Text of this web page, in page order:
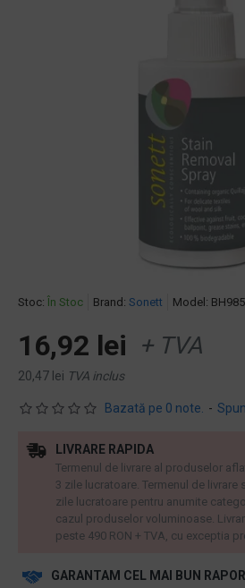
Stoc: În Stoc Brand: Sonett Model: BH985
Bazată pe 0 note. -
16,92 lei + TVA
20,47 lei TVA inclus
GARANTAM CEL MAI BUN
LIVRARE RAPIDA
Termenul de livrare al produselor
3 zile lucratoare. Termenul de livrare
zile lucratoare pentru anumite
cazul produselor voluminoase.
peste 490 RON + TVA, cu exceptia